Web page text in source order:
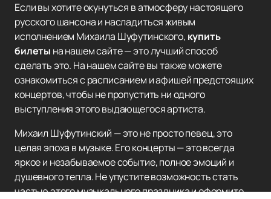
Если вы хотите окунуться в атмосферу настоящего
русского шансона и насладиться живым
исполнением Михаила Шуфутинского, купить
билеты на нашем сайте — это лучший способ
сделать это. На нашем сайте вы также можете
ознакомиться с расписанием и афишей предстоящих
концертов, чтобы не пропустить ни одного
выступления этого выдающегося артиста.
Михаил Шуфутинский — это не просто певец, это
целая эпоха в музыке. Его концерты — это всегда
яркое и незабываемое событие, полное эмоций и
душевного тепла. Не упустите возможность стать
частью этого музыкального праздника и оформите